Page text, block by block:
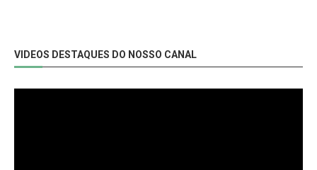
VIDEOS DESTAQUES DO NOSSO CANAL